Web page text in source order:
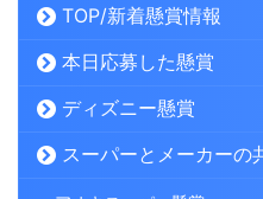
TOP/新着懸賞情報
本日応募した懸賞
ディズニー懸賞
スーパーとメーカーの